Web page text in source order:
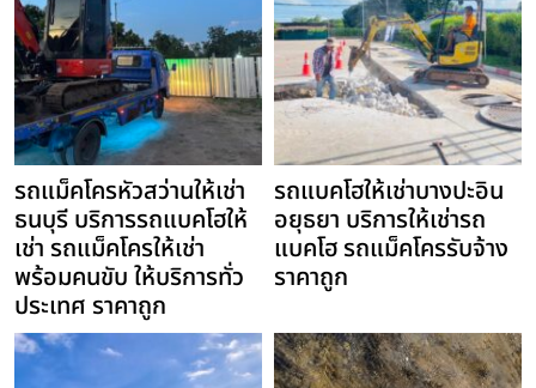
รถแม็คโครหัวสว่านให้เช่า
ธนบุรี บริการรถแบคโฮให้
เช่า รถแม็คโครให้เช่า
พร้อมคนขับ ให้บริการทั่ว
ประเทศ ราคาถูก
รถแบคโฮให้เช่าบางปะอิน
อยุธยา บริการให้เช่ารถ
แบคโฮ รถแม็คโครรับจ้าง
ราคาถูก